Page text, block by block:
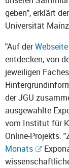
geben", erklärt
Universität
"Auf derWebseite
entdecken, von
jeweiligen
der JGU
ausgewählte
vom Institut für
Online-Projekts.
Monats